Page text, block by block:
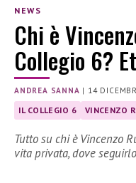
NEWS
Chi è
Collegio 6?
ANDREA SANNA | 14
IL COLLEGIO 6 VINCENZO
Tutto su chi è Vincenzo
vita privata, dove